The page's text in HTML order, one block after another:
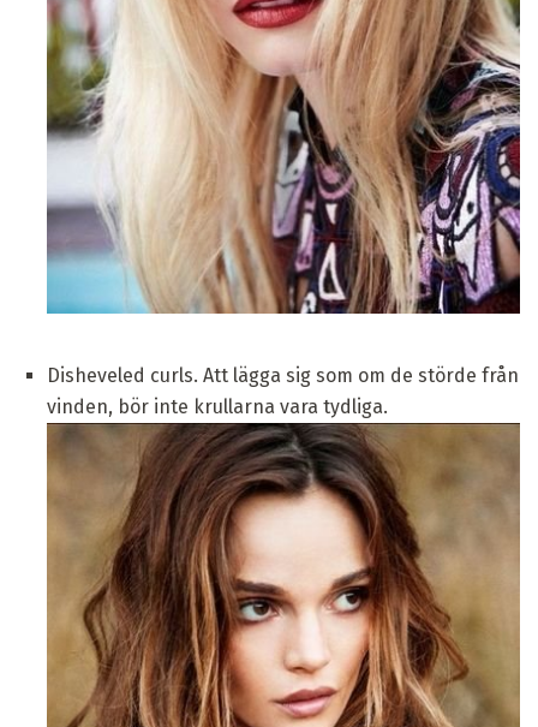
Disheveled curls. Att lägga sig som om de störde från
vinden, bör inte krullarna vara tydliga.